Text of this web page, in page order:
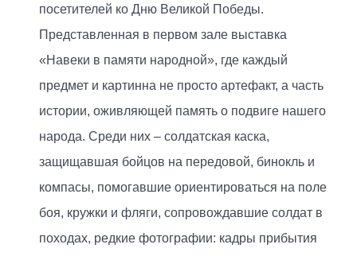
посетителей ко Дню Великой Победы.
Представленная в первом зале выставка
«Навеки в памяти народной», где каждый
предмет и картинна не просто артефакт, а часть
истории, оживляющей память о подвиге нашего
народа. Среди них – солдатская каска,
защищавшая бойцов на передовой, бинокль и
компасы, помогавшие ориентироваться на поле
боя, кружки и фляги, сопровождавшие солдат в
походах, редкие фотографии: кадры прибытия